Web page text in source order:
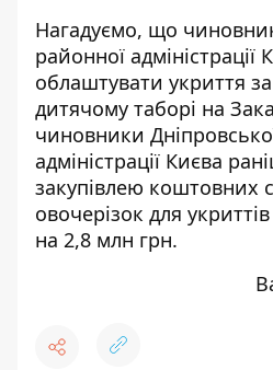
Нагадуємо, що
районної адміністрації
облаштувати укриття
дитячому таборі на
чиновники
адміністрації Києва
закупівлею коштовних
овочерізок для
на 2,8 млн грн.